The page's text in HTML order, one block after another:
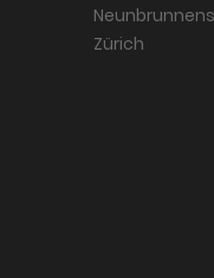
Zürich